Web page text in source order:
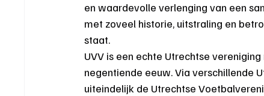
en waardevolle verlenging van een
met zoveel historie, uitstraling en
staat.
UVV is een echte Utrechtse
negentiende eeuw. Via verschillende
uiteindelijk de Utrechtse